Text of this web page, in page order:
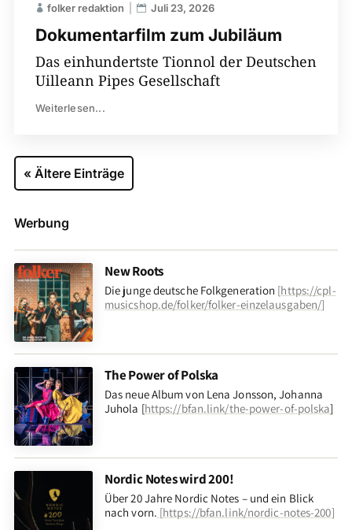
Dokumentarfilm zum Jubiläum
folker redaktion Juli 23, 2026
Das einhundertste Tionnol der Deutschen
Uilleann Pipes Gesellschaft
Weiterlesen...
« Ältere Einträge
Werbung
New Roots
Die junge deutsche Folkgeneration [https://cpl-
musicshop.de/folker/folker-einzelausgaben/]
The Power of Polska
Das neue Album von Lena Jonsson, Johanna
Juhola [https://bfan.link/the-power-of-polska]
Nordic Notes wird 200!
Über 20 Jahre Nordic Notes – und ein Blick
nach vorn. [https://bfan.link/nordic-notes-200]